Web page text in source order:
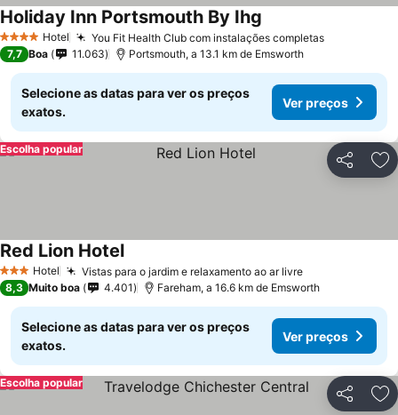
4 EstrelasHotel You Fit Health Club com instalações completas
Holiday Inn Portsmouth By Ihg
7,7 Boa 11.063 Portsmouth, a 13.1 km de Emsworth
Selecione as datas para ver os preços
exatos.
Ver preços
Partilhar
Escolha popular
3 EstrelasHotel Vistas para o jardim e relaxamento ao ar livre
Red Lion Hotel
8,3 Muito boa 4.401 Fareham, a 16.6 km de Emsworth
Selecione as datas para ver os preços
exatos.
Ver preços
Partilhar
Escolha popular